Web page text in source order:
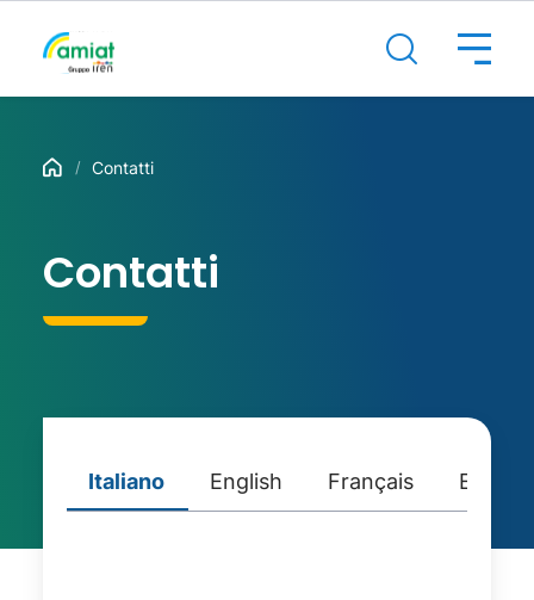
Contatti
Contatti
Italiano English Français